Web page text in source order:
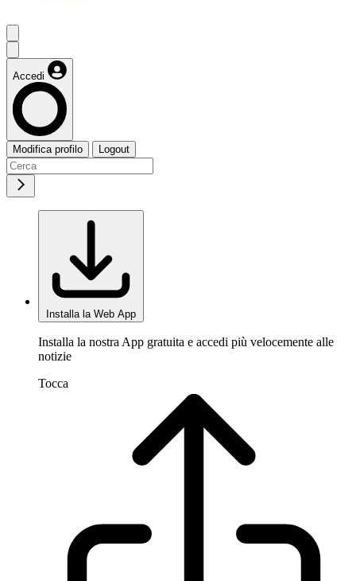
Accedi
Modifica profilo Logout
Installa la Web App
Installa la nostra App gratuita e accedi più velocemente alle
notizie
Tocca